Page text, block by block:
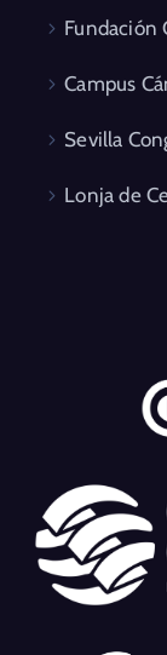
Fundación
Campus
Sevilla
Lonja de